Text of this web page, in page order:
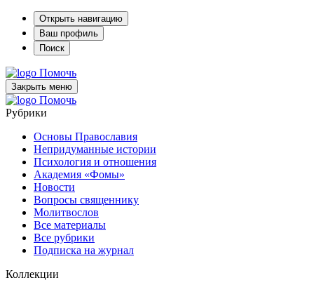
Открыть навигацию
Ваш профиль
Поиск
Помочь
Закрыть меню
Помочь
Рубрики
Основы Православия
Непридуманные истории
Психология и отношения
Академия «Фомы»
Новости
Вопросы священнику
Молитвослов
Все материалы
Все рубрики
Подписка на журнал
Коллекции